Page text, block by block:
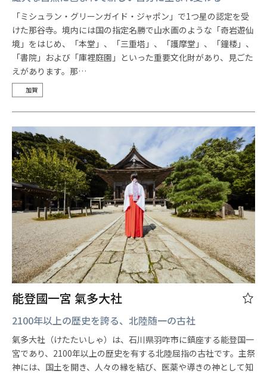
「ミシュラン・グリーンガイド・ジャポン」で1つ星の認定を受
けた那谷寺。境内には国の指定名勝で山水画のような「奇岩遊仙
境」をはじめ、「本堂」、「三重塔」、「護摩堂」、「鐘楼」、
「書院」および「庫裡庭園」といった重要文化財があり、見ごた
えがあります。那…
加賀
能登國一宮 氣多大社
2100年以上の歴史を誇る、北陸随一の古社
氣多大社（けたたいしゃ）は、石川県羽咋市に鎮座する能登国一
宮であり、2100年以上の歴史を有する北陸屈指の古社です。主祭
神には、国土を開き、人々の縁を結び、医薬や導きの神として知